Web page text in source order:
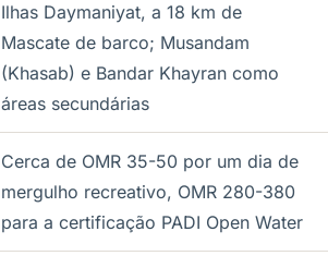
Ilhas Daymaniyat, a 18 km de
Mascate de barco; Musandam
(Khasab) e Bandar Khayran como
áreas secundárias
Cerca de OMR 35-50 por um dia de
mergulho recreativo, OMR 280-380
para a certificação PADI Open Water